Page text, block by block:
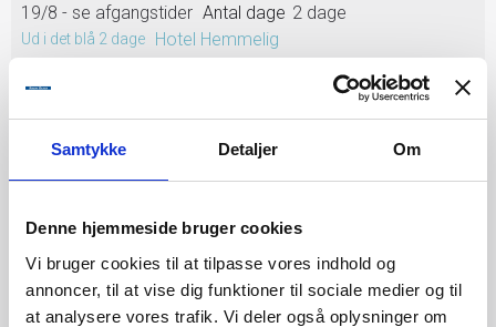
Samtykke Detaljer Om
Denne hjemmeside bruger cookies
Vi bruger cookies til at tilpasse vores indhold og
annoncer, til at vise dig funktioner til sociale medier og til
at analysere vores trafik. Vi deler også oplysninger om
19/8 - se afgangstider 2 dage
Ud i det blå 2 dage Hotel Hemmelig
2.695,- Book på venteliste
31/8- se afgangstider 5 dage
Fuldbooket, venteliste
5.995,- Book på venteliste
Mere information